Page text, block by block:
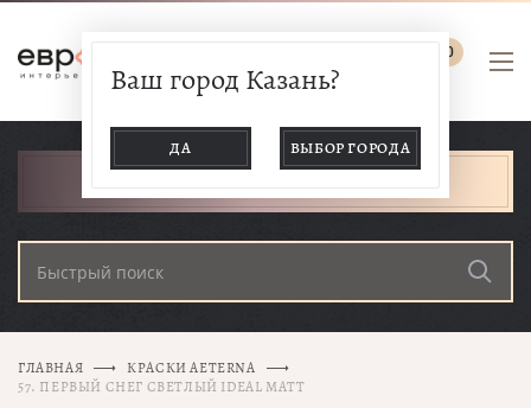
0
Ваш город Казань?
ДА ВЫБОР ГОРОДА
ГЛАВНАЯ
КРАСКИ AETERNA
57. ПЕРВЫЙ СНЕГ СВЕТЛЫЙ IDEAL MATT